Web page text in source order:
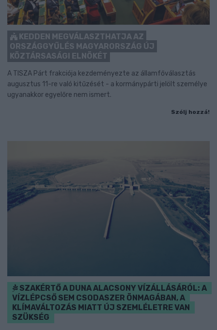
KEDDEN MEGVÁLASZTHATJA AZ
ORSZÁGGYŰLÉS MAGYARORSZÁG ÚJ
KÖZTÁRSASÁGI ELNÖKÉT
A TISZA Párt frakciója kezdeményezte az államfőválasztás
augusztus 11-re való kitűzését - a kormánypárti jelölt személye
ugyanakkor egyelőre nem ismert.
Szólj hozzá!
SZAKÉRTŐ A DUNA ALACSONY VÍZÁLLÁSÁRÓL: A
VÍZLÉPCSŐ SEM CSODASZER ÖNMAGÁBAN, A
KLÍMAVÁLTOZÁS MIATT ÚJ SZEMLÉLETRE VAN
SZÜKSÉG